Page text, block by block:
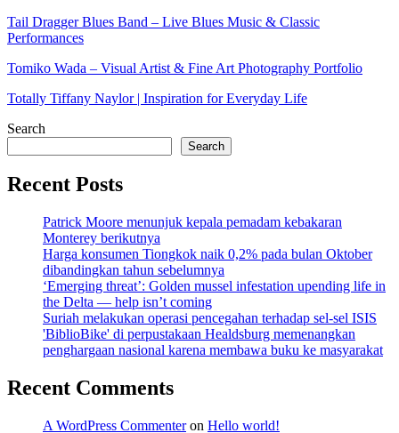
Tail Dragger Blues Band – Live Blues Music & Classic
Performances
Tomiko Wada – Visual Artist & Fine Art Photography Portfolio
Totally Tiffany Naylor | Inspiration for Everyday Life
Search
Search
Recent Posts
Patrick Moore menunjuk kepala pemadam kebakaran
Monterey berikutnya
Harga konsumen Tiongkok naik 0,2% pada bulan Oktober
dibandingkan tahun sebelumnya
‘Emerging threat’: Golden mussel infestation upending life in
the Delta — help isn’t coming
Suriah melakukan operasi pencegahan terhadap sel-sel ISIS
'BiblioBike' di perpustakaan Healdsburg memenangkan
penghargaan nasional karena membawa buku ke masyarakat
Recent Comments
A WordPress Commenteron Hello world!